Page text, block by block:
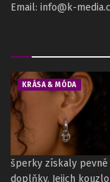
Email: info@k-
KRÁSA & MÓDA
šperky získaly
doplňky. Jejich